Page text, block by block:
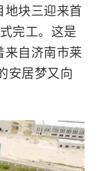
地块三迎来首
完工。这是
来自济南市莱
安居梦又向